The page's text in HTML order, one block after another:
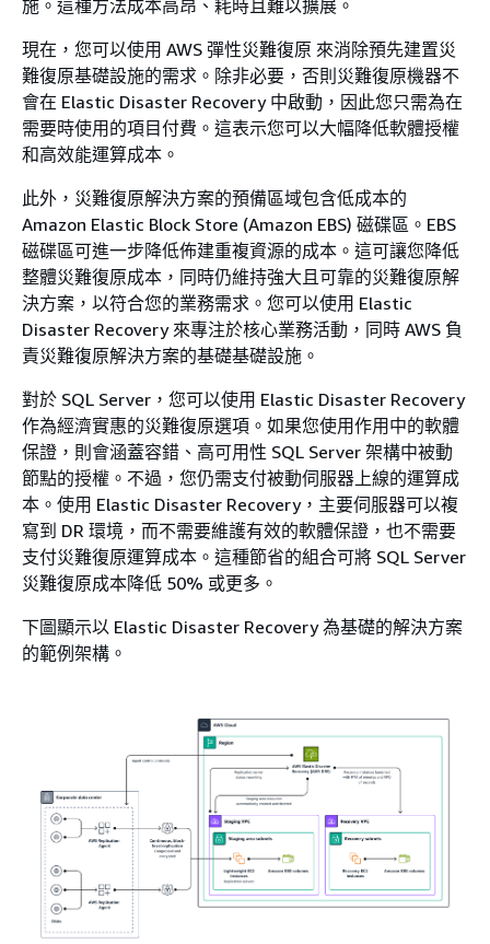
施。這種方法成本高昂、耗時且難以擴展。
現在，您可以使用 AWS 彈性災難復原 來消除預先建置災
難復原基礎設施的需求。除非必要，否則災難復原機器不
會在 Elastic Disaster Recovery 中啟動，因此您只需為在
需要時使用的項目付費。這表示您可以大幅降低軟體授權
和高效能運算成本。
此外，災難復原解決方案的預備區域包含低成本的
Amazon Elastic Block Store (Amazon EBS) 磁碟區。EBS
磁碟區可進一步降低佈建重複資源的成本。這可讓您降低
整體災難復原成本，同時仍維持強大且可靠的災難復原解
決方案，以符合您的業務需求。您可以使用 Elastic
Disaster Recovery 來專注於核心業務活動，同時 AWS 負
責災難復原解決方案的基礎基礎設施。
對於 SQL Server，您可以使用 Elastic Disaster Recovery
作為經濟實惠的災難復原選項。如果您使用作用中的軟體
保證，則會涵蓋容錯、高可用性 SQL Server 架構中被動
節點的授權。不過，您仍需支付被動伺服器上線的運算成
本。使用 Elastic Disaster Recovery，主要伺服器可以複
寫到 DR 環境，而不需要維護有效的軟體保證，也不需要
支付災難復原運算成本。這種節省的組合可將 SQL Server
災難復原成本降低 50% 或更多。
下圖顯示以 Elastic Disaster Recovery 為基礎的解決方案
的範例架構。